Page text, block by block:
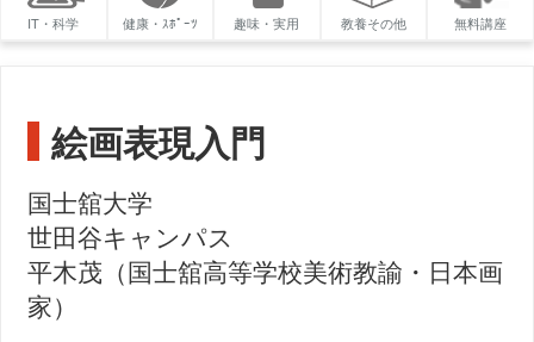
IT・科学 健康・ｽﾎﾟｰﾂ 趣味・実用 教養その他 無料講座
絵画表現入門
国士舘大学
世田谷キャンパス
平木茂（国士舘高等学校美術教諭・日本画
家）